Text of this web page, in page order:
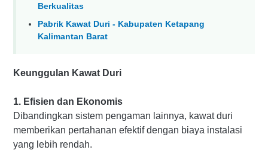
Berkualitas
Pabrik Kawat Duri - Kabupaten Ketapang
Kalimantan Barat
Keunggulan Kawat Duri
1. Efisien dan Ekonomis
Dibandingkan sistem pengaman lainnya, kawat duri
memberikan pertahanan efektif dengan biaya instalasi
yang lebih rendah.